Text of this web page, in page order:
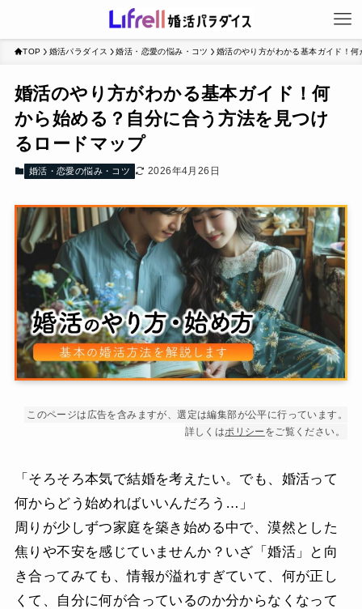
TOP 婚活パラダイス 婚活・恋愛の悩み・コツ 婚活のやり方がわかる基本ガイド！
婚活のやり方がわかる基本ガイド！何
から始める？自分に合う方法を見つけ
るロードマップ
婚活・恋愛の悩み・コツ 2026年4月26日
このページは広告を含みますが、選定は編集部が公平に行っています。
詳しくはポリシー をご覧ください。
「そろそろ本気で結婚を考えたい。でも、婚活って
何からどう始めればいいんだろう…」
周りが少しずつ家庭を築き始める中で、漠然とした
焦りや不安を感じていませんか？いざ「婚活」と向
き合ってみても、情報が溢れすぎていて、何が正し
くて、自分に何が合っているのか分からなくなって